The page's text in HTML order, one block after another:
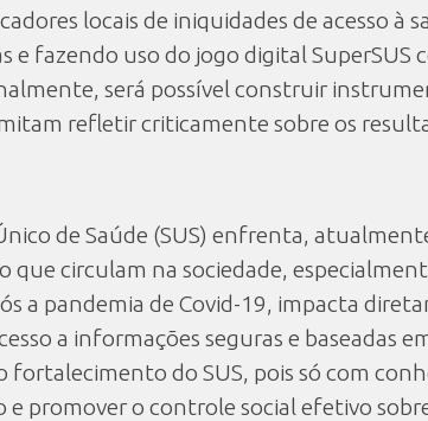
locais de iniquidades de acesso
e fazendo uso do jogo digital
será possível construir
refletir criticamente sobre os
de Saúde (SUS) enfrenta,
que circulam na sociedade,
a pandemia de Covid-19, impacta
a informações seguras e baseadas
fortalecimento do SUS, pois só com
promover o controle social efetivo